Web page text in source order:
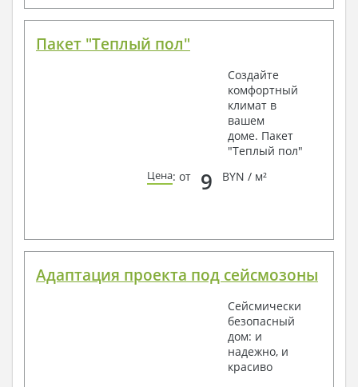
Пакет "Теплый пол"
Создайте
комфортный
климат в
вашем
доме. Пакет
"Теплый пол"
Цена: от 9 BYN / м²
Адаптация проекта под сейсмозоны
Сейсмически
безопасный
дом: и
надежно, и
красиво